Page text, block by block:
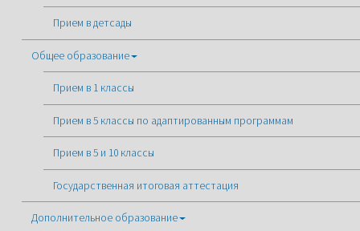
Прием в детсады
Общее образование
Прием в 1 классы
Прием в 5 классы по адаптированным программам
Прием в 5 и 10 классы
Государственная итоговая аттестация
Дополнительное образование